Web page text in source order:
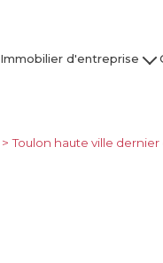
Immobilier d'entreprise
Vendre / Faire Gérer
Toulon haute ville